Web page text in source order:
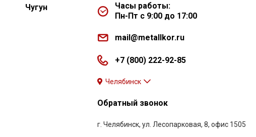
Чугун
Часы работы:
Пн-Пт с 9:00 до 17:00
mail@metallkor.ru
+7 (800) 222-92-85
Челябинск
Обратный звонок
г. Челябинск, ул. Лесопарковая, 8, офис 1505